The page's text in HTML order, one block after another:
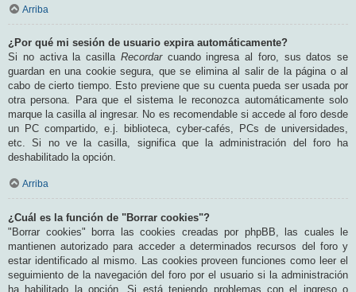
Arriba
¿Por qué mi sesión de usuario expira automáticamente?
Si no activa la casilla Recordarcuando ingresa al foro, sus datos se
guardan en una cookie segura, que se elimina al salir de la página o al
cabo de cierto tiempo. Esto previene que su cuenta pueda ser usada por
otra persona. Para que el sistema le reconozca automáticamente solo
marque la casilla al ingresar. No es recomendable si accede al foro desde
un PC compartido, e.j. biblioteca, cyber-cafés, PCs de universidades,
etc. Si no ve la casilla, significa que la administración del foro ha
deshabilitado la opción.
Arriba
¿Cuál es la función de "Borrar cookies"?
"Borrar cookies" borra las cookies creadas por phpBB, las cuales le
mantienen autorizado para acceder a determinados recursos del foro y
estar identificado al mismo. Las cookies proveen funciones como leer el
seguimiento de la navegación del foro por el usuario si la administración
ha habilitado la opción. Si está teniendo problemas con el ingreso o